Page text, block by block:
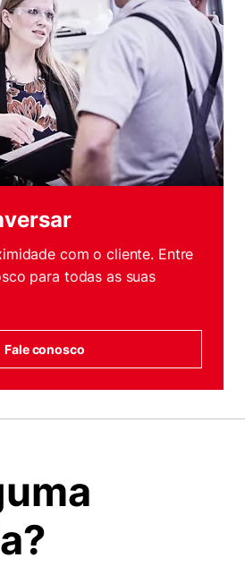
com o cliente. Entre
para todas as suas
Fale conosco